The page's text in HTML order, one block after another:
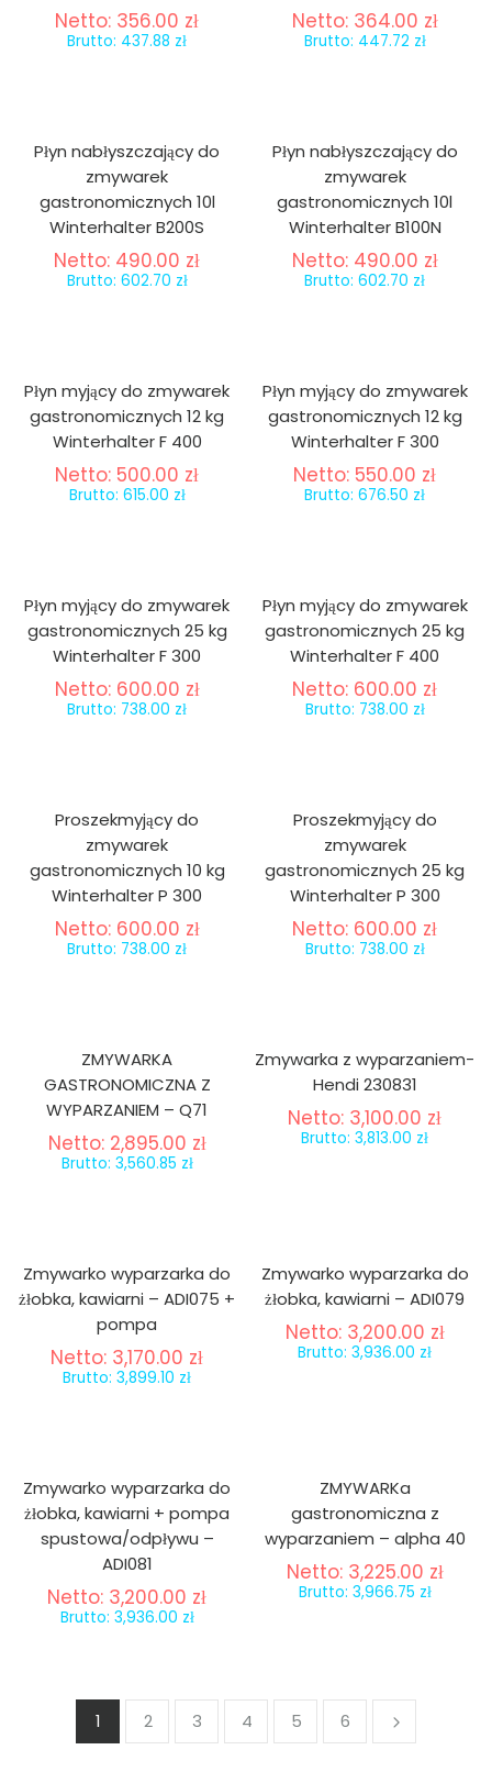
Netto: 356.00 zł
Brutto: 437.88 zł
Netto: 364.00 zł
Brutto: 447.72 zł
Płyn nabłyszczający do
zmywarek
gastronomicznych 10l
Winterhalter B200S
Netto: 490.00 zł
Brutto: 602.70 zł
Płyn nabłyszczający do
zmywarek
gastronomicznych 10l
Winterhalter B100N
Netto: 490.00 zł
Brutto:602.70 zł
Płyn myjący do zmywarek
gastronomicznych 12 kg
Winterhalter F 400
Netto: 500.00 zł
Brutto: 615.00 zł
Płyn myjący do zmywarek
gastronomicznych 12 kg
Winterhalter F 300
Netto: 550.00 zł
Brutto:676.50 zł
Płyn myjący do zmywarek
gastronomicznych 25 kg
Winterhalter F 300
Netto: 600.00 zł
Brutto: 738.00 zł
Płyn myjący do zmywarek
gastronomicznych 25 kg
Winterhalter F 400
Netto: 600.00 zł
Brutto: 738.00 zł
Proszekmyjący do
zmywarek
gastronomicznych 10 kg
Winterhalter P 300
Netto: 600.00 zł
Brutto: 738.00 zł
Proszekmyjący do
zmywarek
gastronomicznych 25 kg
Winterhalter P 300
Netto: 600.00 zł
Brutto: 738.00 zł
ZMYWARKA
GASTRONOMICZNA Z
WYPARZANIEM – Q71
Netto: 2,895.00 zł
Brutto: 3,560.85 zł
Zmywarka z wyparzaniem-
Hendi 230831
Netto: 3,100.00 zł
Brutto:3,813.00 zł
Zmywarko wyparzarka do
żłobka, kawiarni – ADI075 +
pompa
Netto: 3,170.00 zł
Brutto:3,899.10 zł
Zmywarko wyparzarka do
żłobka, kawiarni – ADI079
Netto: 3,200.00 zł
Brutto:3,936.00 zł
Zmywarko wyparzarka do
żłobka, kawiarni + pompa
spustowa/odpływu –
ADI081
Netto: 3,200.00 zł
Brutto: 3,936.00 zł
ZMYWARKa
gastronomiczna z
wyparzaniem – alpha 40
Netto: 3,225.00 zł
Brutto: 3,966.75 zł
1 2 3 4 5 6